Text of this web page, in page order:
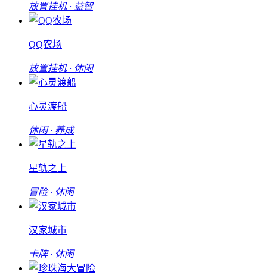
放置挂机 · 益智
QQ农场
放置挂机 · 休闲
心灵渡船
休闲 · 养成
星轨之上
冒险 · 休闲
汉家城市
卡牌 · 休闲